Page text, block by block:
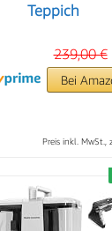
Teppich
239,00 €
Bei
Preis inkl. MwSt.,